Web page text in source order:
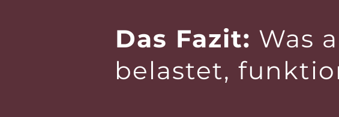
Das Fazit: Was
belastet,